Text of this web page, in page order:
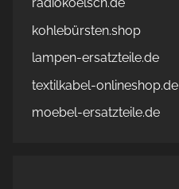
radiokoelsch.de
kohlebürsten.shop
lampen-ersatzteile.de
textilkabel-onlineshop.de
moebel-ersatzteile.de